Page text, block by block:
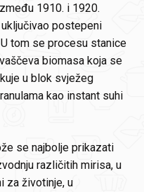
1910. i 1920.
postepeni
tom se procesu stanice
biomasa koja se
u blok svježeg
kao instant suhi
se najbolje prikazati
različitih mirisa, u
za životinje, u